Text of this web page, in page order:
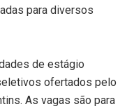
para diversos
de estágio
ofertados pelo
As vagas são para